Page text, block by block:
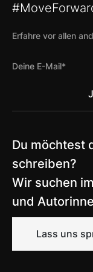
Erfahre vor allen
Du möchtest
schreiben?
Wir suchen
und
Lass uns